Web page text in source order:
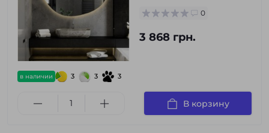
в наличии 3 3 3
0
3 868 грн.
В корзину